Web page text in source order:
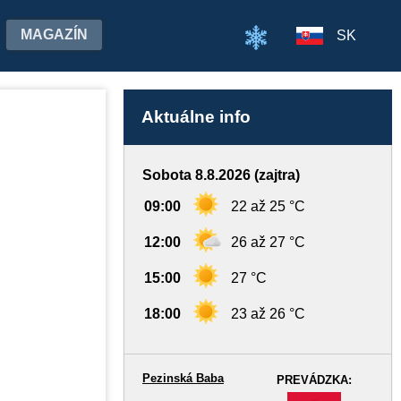
MAGAZÍN SK
Aktuálne info
Sobota 8.8.2026 (zajtra)
09:00 22 až 25 °C
12:00 26 až 27 °C
15:00 27 °C
18:00 23 až 26 °C
PREVÁDZKA:
Pezinská Baba